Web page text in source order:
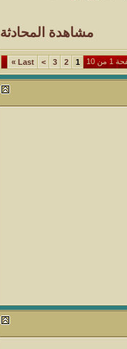
مشاهدة المحادثة
من 10 1
2
3
>
Last
»